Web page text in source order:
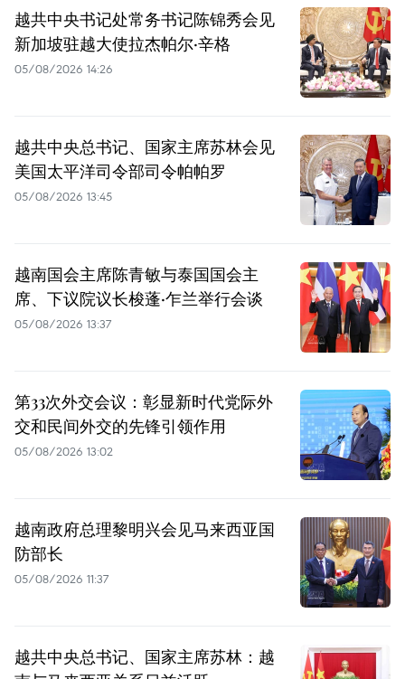
越共中央书记处常务书记陈锦秀会见
新加坡驻越大使拉杰帕尔·辛格
05/08/2026 14:26
越共中央总书记、国家主席苏林会见
美国太平洋司令部司令帕帕罗
05/08/2026 13:45
越南国会主席陈青敏与泰国国会主
席、下议院议长梭蓬·乍兰举行会谈
05/08/2026 13:37
第33次外交会议：彰显新时代党际外
交和民间外交的先锋引领作用
05/08/2026 13:02
越南政府总理黎明兴会见马来西亚国
防部长
05/08/2026 11:37
越共中央总书记、国家主席苏林：越